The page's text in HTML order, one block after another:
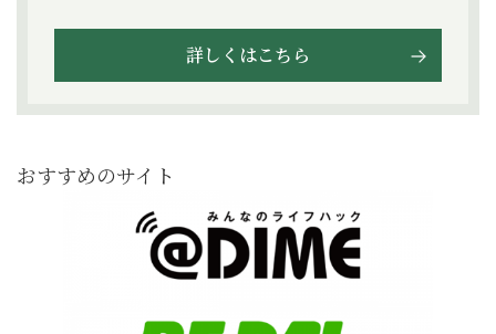
詳しくはこちら
おすすめのサイト